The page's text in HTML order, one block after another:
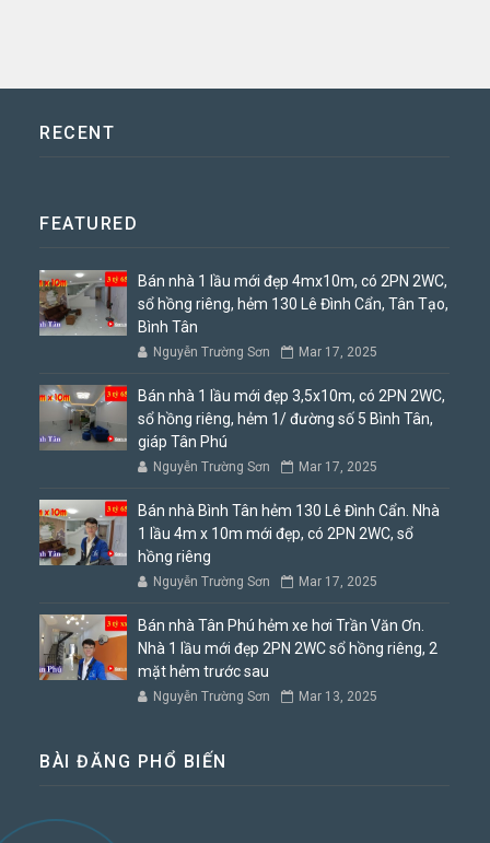
RECENT
FEATURED
Bán nhà 1 lầu mới đẹp 4mx10m, có 2PN 2WC,
sổ hồng riêng, hẻm 130 Lê Đình Cẩn, Tân Tạo,
Bình Tân
Nguyễn Trường Sơn Mar 17, 2025
Bán nhà 1 lầu mới đẹp 3,5x10m, có 2PN 2WC,
sổ hồng riêng, hẻm 1/ đường số 5 Bình Tân,
giáp Tân Phú
Nguyễn Trường Sơn Mar 17, 2025
Bán nhà Bình Tân hẻm 130 Lê Đình Cẩn. Nhà
1 lầu 4m x 10m mới đẹp, có 2PN 2WC, sổ
hồng riêng
Nguyễn Trường Sơn Mar 17, 2025
Bán nhà Tân Phú hẻm xe hơi Trần Văn Ơn.
Nhà 1 lầu mới đẹp 2PN 2WC sổ hồng riêng, 2
mặt hẻm trước sau
Nguyễn Trường Sơn Mar 13, 2025
BÀI ĐĂNG PHỔ BIẾN